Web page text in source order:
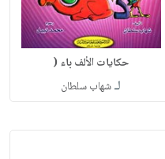
حكايات الألف باء (
لـشهاب سلطان